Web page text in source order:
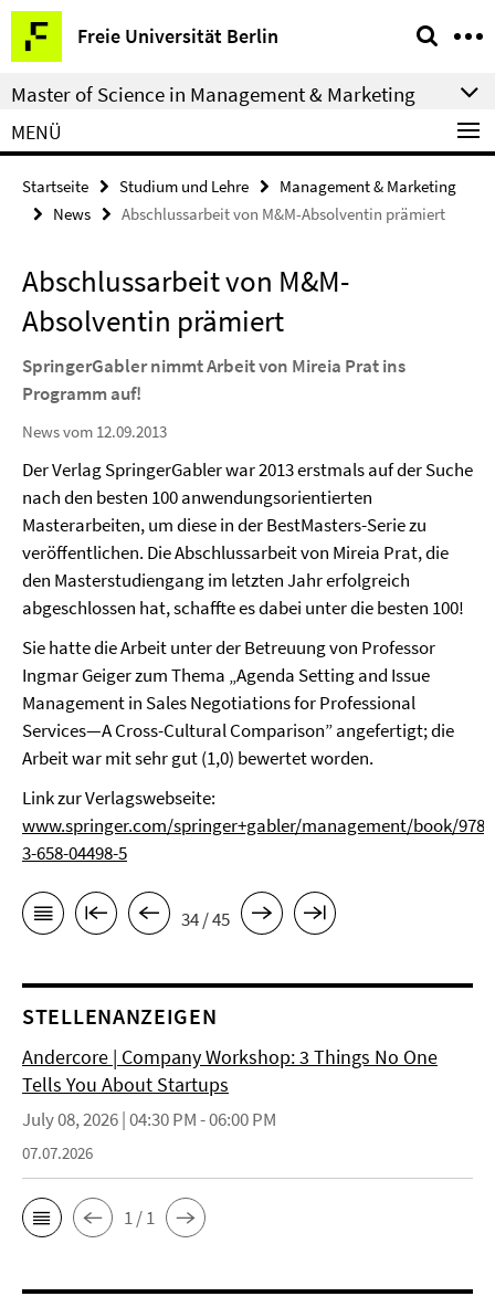
Springe
direkt
zu
Inhalt
Freie Universität Berlin
Service-
Navigation
Master of Science in Management & Marketing
MENÜ
Startseite Studium und Lehre
Management & Marketing
News
Abschlussarbeit von M&M-Absolventin prämiert
Abschlussarbeit von M&M-
Absolventin prämiert
SpringerGabler nimmt Arbeit von Mireia Prat ins
Programm auf!
News vom 12.09.2013
Der Verlag SpringerGabler war 2013 erstmals auf der Suche
nach den besten 100 anwendungsorientierten
Masterarbeiten, um diese in der BestMasters-Serie zu
veröffentlichen. Die Abschlussarbeit von Mireia Prat, die
den Masterstudiengang im letzten Jahr erfolgreich
abgeschlossen hat, schaffte es dabei unter die besten 100!
Sie hatte die Arbeit unter der Betreuung von Professor
Ingmar Geiger zum Thema „Agenda Setting and Issue
Management in Sales Negotiations for Professional
Services—A Cross-Cultural Comparison” angefertigt; die
Arbeit war mit sehr gut (1,0) bewertet worden.
Link zur Verlagswebseite:
www.springer.com/springer+gabler/management/book/978-
3-658-04498-5
34 / 45
STELLENANZEIGEN
Andercore | Company Workshop: 3 Things No One
Tells You About Startups
July 08, 2026 | 04:30 PM - 06:00 PM
07.07.2026
1 / 1